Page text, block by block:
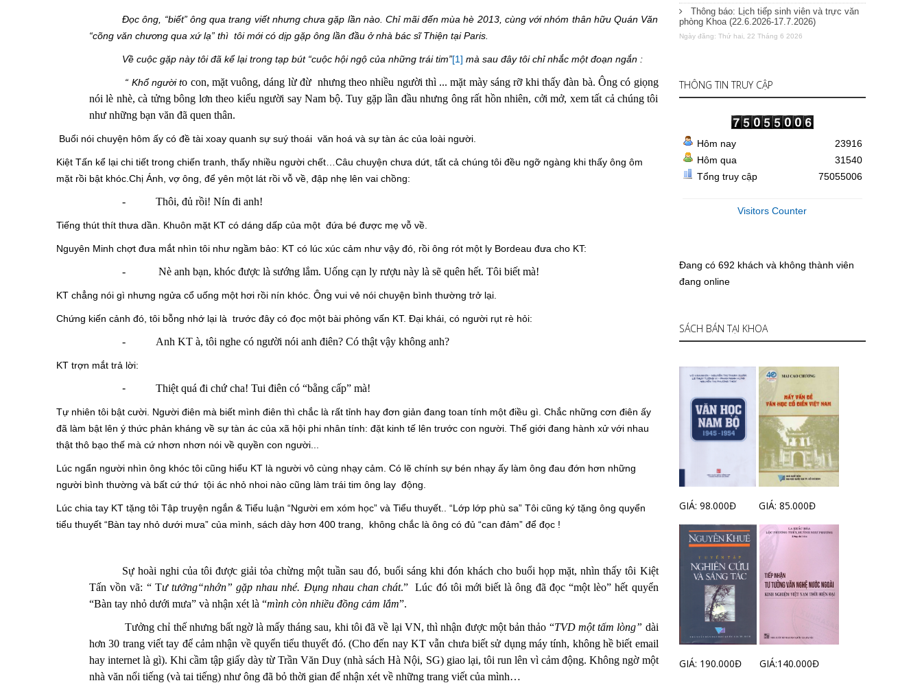
Đọc ông, “biết” ông qua trang viết nhưng chưa gặp lần nào. Chỉ mãi đến mùa hè 2013, cùng với nhóm thân hữu Quán Văn
“cõng văn chương qua xứ lạ” thì tôi mới có dịp gặp ông lần đầu ở nhà bác sĩ Thiện tại Paris.
Về cuộc gặp này tôi đã kể lại trong tạp bút “cuộc hội ngộ của những trái tim”[1] mà sau đây tôi chỉnhắc một đoạn ngắn :
“ Khổ người to con, mặt vuông, dáng lừ đừ nhưng theo nhiều người thì ... mặt mày sáng rỡ khi thấy đàn bà. Ông có giọng
nói lè nhè, cà tửng bông lơn theo kiểu người say Nam bộ. Tuy gặp lần đầu nhưng ông rất hồn nhiên, cởi mở, xem tất cả chúng tôi
như những bạn văn đã quen thân.
Buổi nói chuyện hôm ấy có đề tài xoay quanh sự suý thoái văn hoá và sự tàn ác của loài người.
Kiệt Tấn kể lại chi tiết trong chiến tranh, thấy nhiều người chết…Câu chuyện chưa dứt, tất cả chúng tôi đều ngỡ ngàng khi thấy ông ôm
mặt rồi bật khóc.Chị Ánh, vợ ông, để yên một lát rồi vỗ về, đập nhẹ lên vai chồng:
- Thôi, đủ rồi! Nín đi anh!
Tiếng thút thít thưa dần. Khuôn mặt KT có dáng dấp của một đứa bé được mẹ vỗ về.
Nguyên Minh chợt đưa mắt nhìn tôi như ngầm bảo: KT có lúc xúc cảm như vậy đó, rồi ông rót một ly Bordeau đưa cho KT:
- Nè anh bạn, khóc được là sướng lắm. Uống cạn ly rượu này là sẽ quên hết. Tôi biết mà!
KT chẳng nói gì nhưng ngửa cổ uống một hơi rồi nín khóc. Ông vui vẻ nói chuyện bình thường trở lại.
Chứng kiến cảnh đó, tôi bỗng nhớ lại là trước đây có đọc một bài phỏng vấn KT. Đại khái, có người rụt rè hỏi:
- Anh KT à, tôi nghe có người nói anh điên? Có thật vậy không anh?
KT trợn mắt trả lời:
- Thiệt quá đi chứ cha! Tui điên có “bằng cấp” mà!
Tự nhiên tôi bật cười. Người điên mà biết mình điên thì chắc là rất tỉnh hay đơn giản đang toan tính một điều gì. Chắc những cơn điên ấy
đã làm bật lên ý thức phản kháng về sự tàn ác của xã hội phi nhân tính: đặt kinh tế lên trước con người. Thế giới đang hành xử với nhau
thật thô bạo thế mà cứ nhơn nhơn nói về quyền con người...
Lúc ngẩn người nhìn ông khóc tôi cũng hiểu KT là người vô cùng nhạy cảm. Có lẽ chính sự bén nhạy ấy làm ông đau đớn hơn những
người bình thường và bất cứ thứ tội ác nhỏ nhoi nào cũng làm trái tim ông lay động.
Lúc chia tay KT tặng tôi Tập truyện ngắn & Tiểu luận “Người em xóm học” và Tiểu thuyết.. “Lớp lớp phù sa” Tôi cũng ký tặng ông quyển
tiểu thuyết “Bàn tay nhỏ dưới mưa” của mình, sách dày hơn 400 trang, không chắc là ông có đủ “can đảm” để đọc !
Sự hoài nghi của tôi được giải tỏa chừng một tuần sau đó, buổi sáng khi đón khách cho buổi họp mặt, nhìnthấy tôi Kiệt
Tấn vồn vã: “ Tư tưởng“nhớn” gặp nhau nhé. Đụng nhau chan chát.” Lúc đó tôi mới biết là ông đã đọc “một lèo” hết quyển
“Bàn tay nhỏ dưới mưa” và nhận xét là “mình còn nhiều đồng cảm lắm”.
Tưởng chỉ thế nhưng bất ngờ là mấy tháng sau, khi tôi đã về lại VN, thì nhận được một bản thảo “TVD một tấm lòng” dài
hơn 30 trang viết tay để cảm nhận về quyển tiểu thuyết đó. (Cho đến nay KT vẫn chưa biết sử dụng máy tính, không hề biết email
hay internet là gì). Khi cầm tập giấy dày từ Trần Văn Duy (nhà sách Hà Nội, SG) giao lại, tôi run lên vì cảm động. Không ngờ một
nhà văn nổi tiếng (và tai tiếng) như ông đã bỏ thời gian để nhận xét về những trang viết của mình…
Thông báo: Lịch tiếp sinh viên và trực văn
phòng Khoa (22.6.2026-17.7.2026)
Ngày đăng: Thứ hai, 22 Tháng 6 2026
THÔNG TIN TRUY CẬP
Hôm nay
Hôm qua
Tổng truy cập
23916
31540
75055006
Visitors Counter
Đang có 692 khách và không thành viên
đang online
SÁCH BÁN TẠI KHOA
GIÁ: 98.000Đ GIÁ: 85.000Đ
GIÁ: 190.000Đ GIÁ:140.000Đ